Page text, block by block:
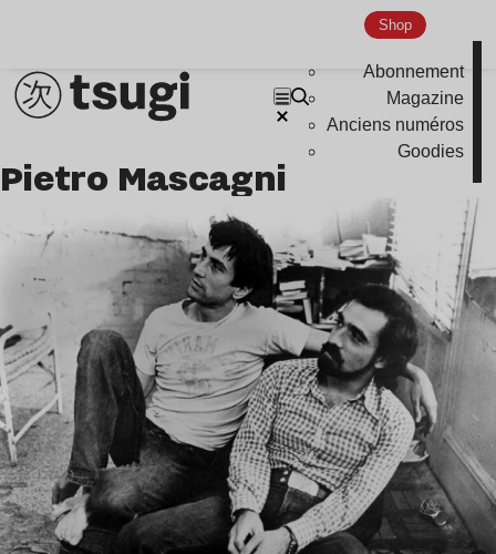
Shop
Abonnement
Magazine
Anciens numéros
Goodies
Pietro Mascagni